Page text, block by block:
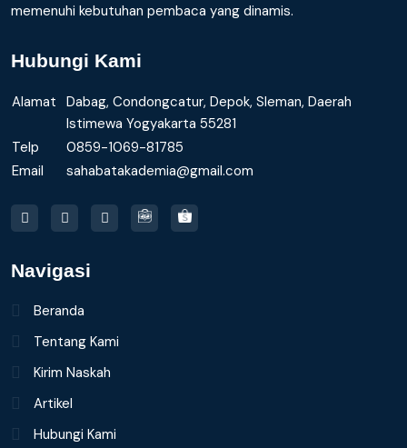
memenuhi kebutuhan pembaca yang dinamis.
Hubungi Kami
Alamat Dabag, Condongcatur, Depok, Sleman, Daerah
Istimewa Yogyakarta 55281
Telp
0859-1069-81785
Email
sahabatakademia@gmail.com
Navigasi
Beranda
Tentang Kami
Kirim Naskah
Artikel
Hubungi Kami